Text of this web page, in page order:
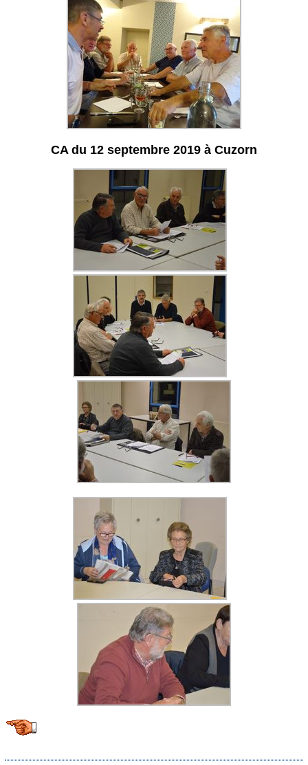
CA du 12 septembre 2019 à Cuzorn